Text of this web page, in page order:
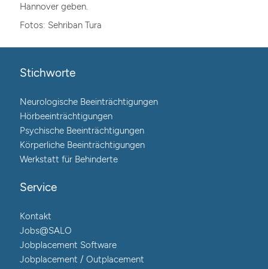
Hannover geben.
Fotos: Sehriban Tura
Stichworte
Neurologische Beeinträchtigungen
Hörbeeinträchtigungen
Psychische Beeinträchtigungen
Körperliche Beeinträchtigungen
Werkstatt für Behinderte
Service
Kontakt
Jobs@SALO
Jobplacement Software
Jobplacement / Outplacement